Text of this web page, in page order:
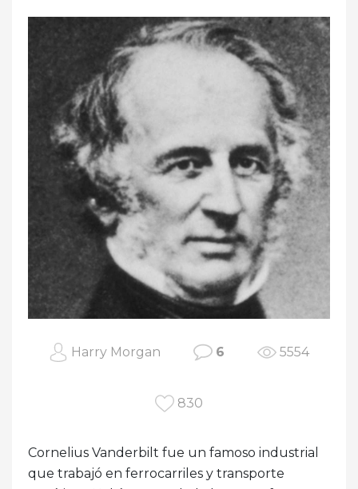
Harry Morgan 6 5554
830
Cornelius Vanderbilt fue un famoso industrial
que trabajó en ferrocarriles y transporte